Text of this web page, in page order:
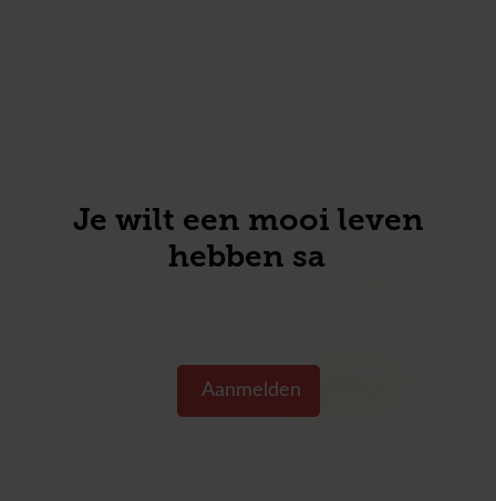
Je wilt een mooi leven
hebben same
Aanmelden